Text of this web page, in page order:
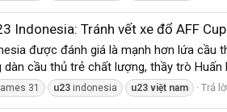
Indonesia: Tránh vết xe đổ AFF
được đánh giá là mạnh hơn lứa
cầu thủ trẻ chất lượng, thầy trò
31 u23 indonesia u23 việt nam Trả